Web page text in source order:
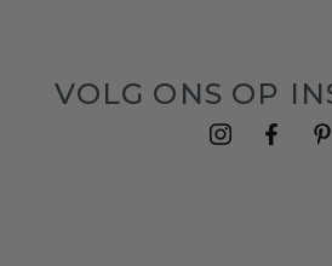
VOLG ONS OP